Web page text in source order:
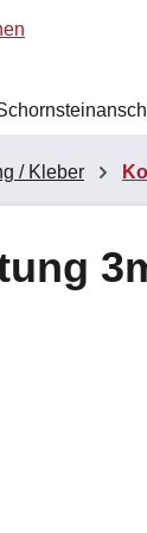
/ Kleber